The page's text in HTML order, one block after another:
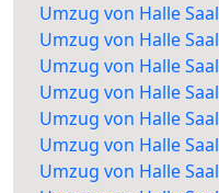
Umzug von Halle
Umzug von Halle
Umzug von Halle
Umzug von Halle
Umzug von Halle
Umzug von Halle
Umzug von Halle